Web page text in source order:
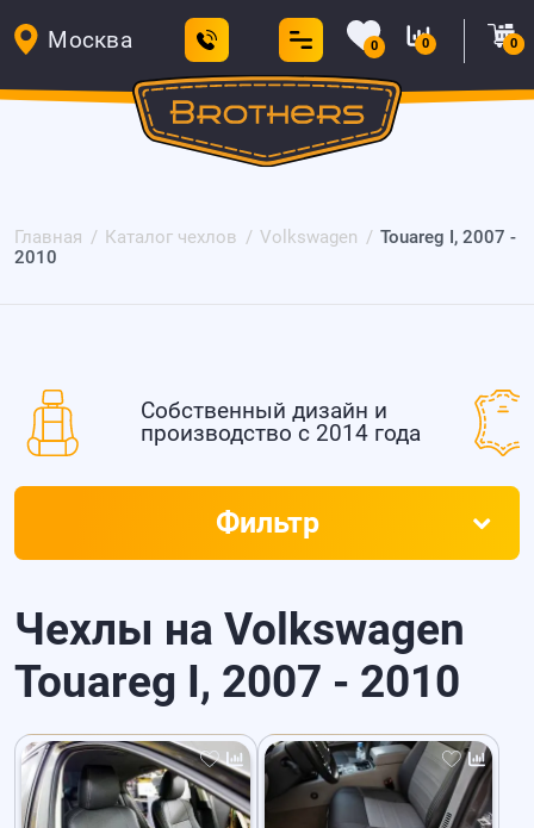
Москва 0 0 0
Главная Каталог чехлов Volkswagen
Touareg I, 2007 -
2010
Собственный дизайн и
производство с 2014 года
Чехлы на Volkswagen
Touareg I, 2007 - 2010
Фильтр